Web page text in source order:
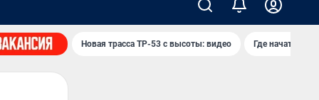
Новая трасса ТР-53 с высоты: видео Где начать